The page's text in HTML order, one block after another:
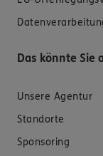
Das könnte Sie
Unsere Agentur
Standorte
Sponsoring